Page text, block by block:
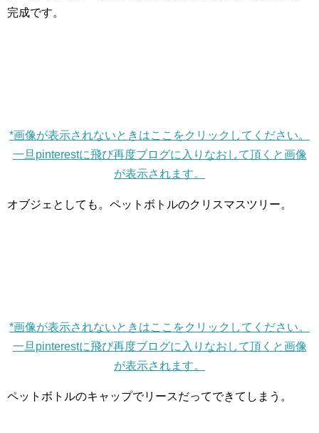
完成です。
*画像が表示されないときはここをクリックしてください。
一旦pinterestに飛び再度ブログに入りなおして頂くと画像
が表示されます。
オブジェとしても。ペットボトルのクリスマスツリー。
*画像が表示されないときはここをクリックしてください。
一旦pinterestに飛び再度ブログに入りなおして頂くと画像
が表示されます。
ペットボトルのキャップでリースだってできてしまう。